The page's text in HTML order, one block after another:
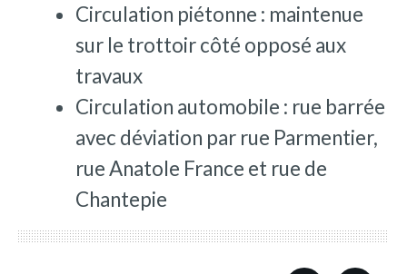
Circulation piétonne : maintenue
sur le trottoir côté opposé aux
travaux
Circulation automobile : rue barrée
avec déviation par rue Parmentier,
rue Anatole France et rue de
Chantepie